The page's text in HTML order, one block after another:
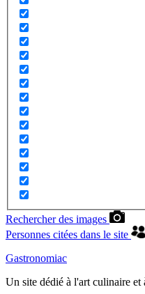
Rechercher des images
Personnes citées dans le site
Gastronomiac
Un site dédié à l'art culinaire et